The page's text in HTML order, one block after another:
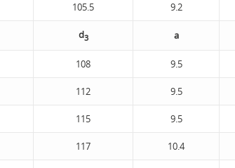
105.5 9.2
d3 а
108 9.5
112 9.5
115 9.5
117 10.4